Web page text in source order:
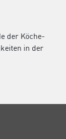
der Köche-
in der